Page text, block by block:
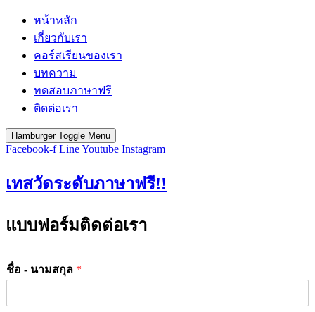
หน้าหลัก
เกี่ยวกับเรา
คอร์สเรียนของเรา
บทความ
ทดสอบภาษาฟรี
ติดต่อเรา
Hamburger Toggle Menu
Facebook-f LineYoutube Instagram
เทสวัดระดับภาษาฟรี!!
แบบฟอร์มติดต่อเรา
ชื่อ - นามสกุล *